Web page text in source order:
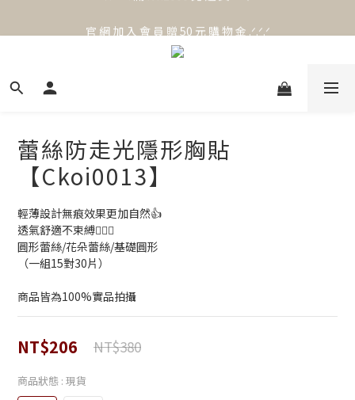
⟡.·*. 滿 NT.1000 免 運 費 ꔛ♡
蕾絲防走光隱形胸貼
【Ckoi0013】
輕薄設計無痕效果更加自然👍
透氣舒適不束縛🙆🏻‍♀️
圓形蕾絲/花朵蕾絲/基礎圓形
（一組15對30片）
商品皆為100%實品拍攝
NT$206 NT$380
商品狀態 : 現貨